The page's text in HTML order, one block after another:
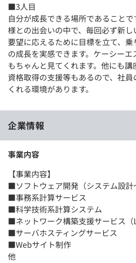
■3人目
自分が成長できる場所であること
様との出会いの中で、毎回必ず新
要望に応えるために目標を立て、
の成長を実感できます。ケーシー
もちゃんと見てくれます。他にも講
資格取得の支援等もあるので、社
くれる環境があります。
企業情報
事業内容
【事業内容】
■ソフトウェア開発（システム設計
■事務系計算サービス
■科学技術系計算システム
■ネットワーク構築支援サービス（
■サーバホスティングサービス
■Webサイト制作
他